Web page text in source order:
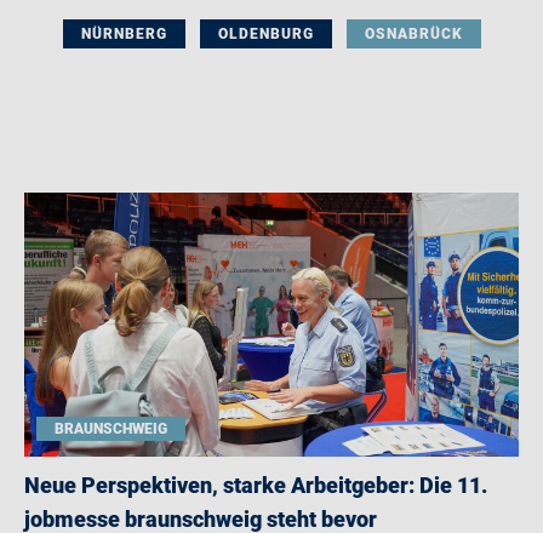
NÜRNBERG OLDENBURG OSNABRÜCK
BRAUNSCHWEIG
Neue Perspektiven, starke Arbeitgeber: Die 11.
jobmesse braunschweig steht bevor